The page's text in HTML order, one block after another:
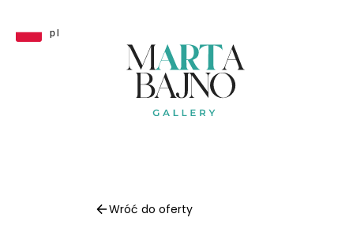
Wróć do oferty
pl